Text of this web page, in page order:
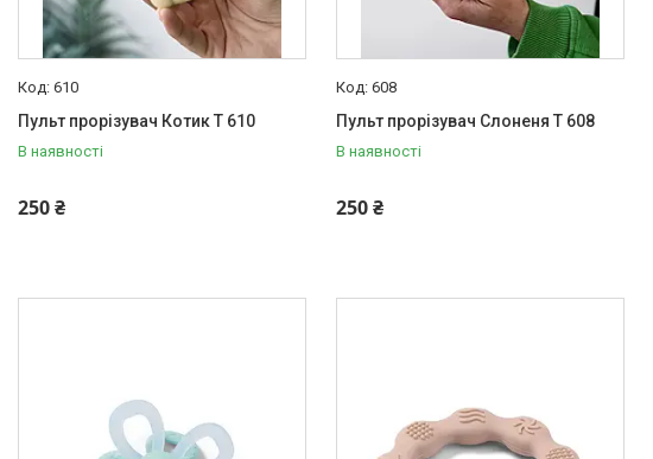
610
Пульт прорізувач Котик T 610
В наявності
250 ₴
608
Пульт прорізувач Слоненя T 608
В наявності
250 ₴